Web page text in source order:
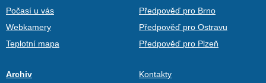
Počasí u vás
Webkamery
Teplotní mapa
Předpověď pro Brno
Předpověď pro Ostravu
Předpověď pro Plzeň
Archiv
Kontakty